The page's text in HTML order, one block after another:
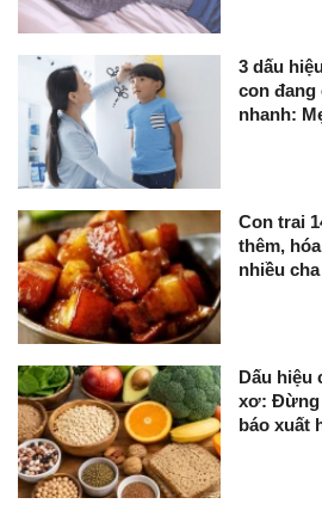
3 dấu
con
nhanh:
Con trai
thêm,
nhiều
Dấu hiệu
xơ: Đừng
báo xuất